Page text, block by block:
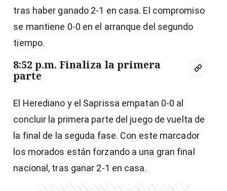
tras haber ganado 2-1 en casa. El compromiso
se mantiene 0-0 en el arranque del segundo
tiempo.
8:52 p.m. Finaliza la primera
parte
El Herediano y el Saprissa empatan 0-0 al
concluir la primera parte del juego de vuelta de
la final de la seguda fase. Con este marcador
los morados están forzando a una gran final
nacional, tras ganar 2-1 en casa.